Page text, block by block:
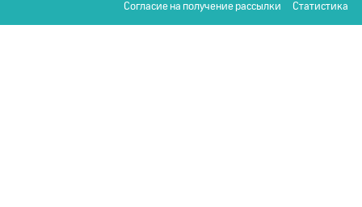
Согласие на получение рассылки
Статистика